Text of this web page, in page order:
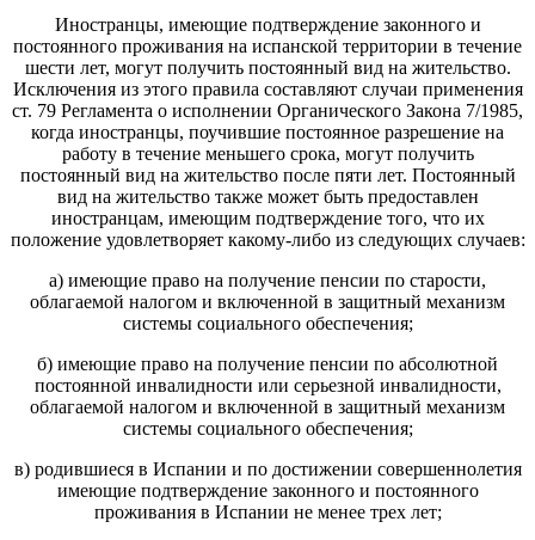
Иностранцы, имеющие подтверждение законного и
постоянного проживания на испанской территории в течение
шести лет, могут получить постоянный вид на жительство.
Исключения из этого правила составляют случаи применения
ст. 79 Регламента о исполнении Органического Закона 7/1985,
когда иностранцы, поучившие постоянное разрешение на
работу в течение меньшего срока, могут получить
постоянный вид на жительство после пяти лет. Постоянный
вид на жительство также может быть предоставлен
иностранцам, имеющим подтверждение того, что их
положение удовлетворяет какому-либо из следующих случаев:
а) имеющие право на получение пенсии по старости,
облагаемой налогом и включенной в защитный механизм
системы социального обеспечения;
б) имеющие право на получение пенсии по абсолютной
постоянной инвалидности или серьезной инвалидности,
облагаемой налогом и включенной в защитный механизм
системы социального обеспечения;
в) родившиеся в Испании и по достижении совершеннолетия
имеющие подтверждение законного и постоянного
проживания в Испании не менее трех лет;